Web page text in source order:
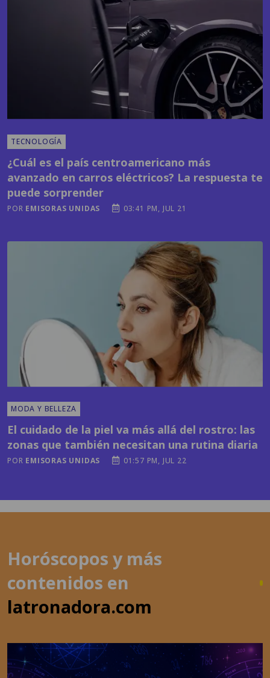
avanzado en carros eléctricos? La respuesta te
puede sorprender
EMISORAS UNIDAS 03:41 PM, JUL 21
MODA Y BELLEZA
zonas que también necesitan una rutina diaria
POR EMISORAS UNIDAS 01:57 PM, JUL 22
contenidos en
latronadora.com